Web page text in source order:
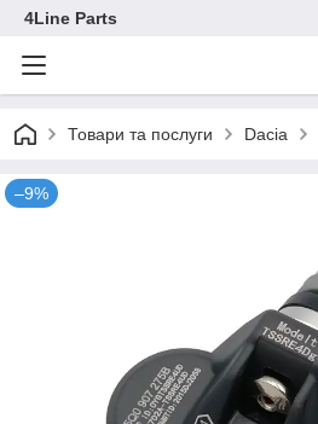
4Line Parts
Товари та послуги Dacia
–9%